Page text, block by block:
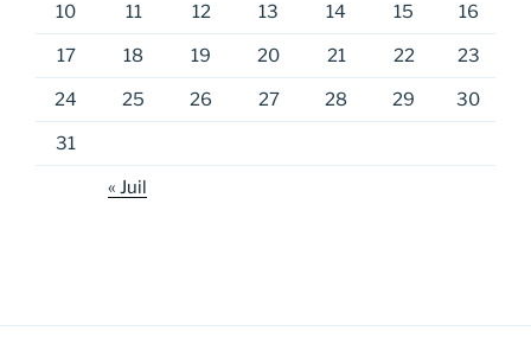
10 11 12 13 14 15 16
17 18 19 20 21 22 23
24 25 26 27 28 29 30
31
« Juil